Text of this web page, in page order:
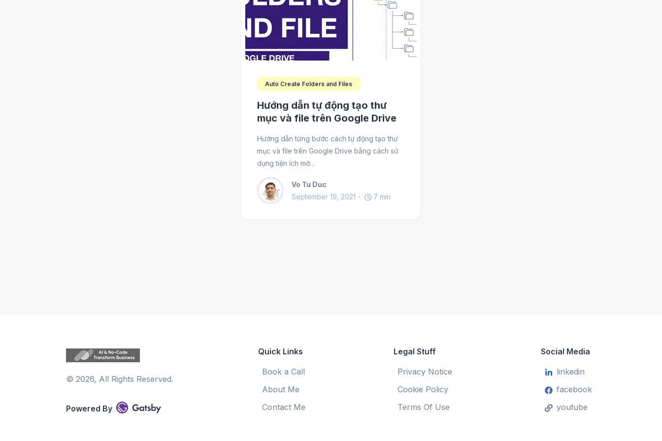
Auto Create Folders and Files
Hướng dẫn tự động tạo thư
mục và file trên Google Drive
Hướng dẫn từng bước cách tự động tạo thư
mục và file trên Google Drive bằng cách sử
dụng tiện ích mở…
Vo Tu Duc
September 19, 2021
7 min
© 2026, All Rights Reserved.
Powered By
Quick Links
Book a Call
About Me
Contact Me
Legal Stuff
Privacy Notice
Cookie Policy
Terms Of Use
Social Media
linkedin
facebook
youtube